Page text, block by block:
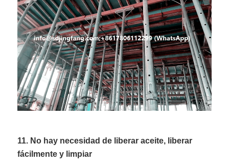
11. No hay necesidad de liberar aceite, liberar
fácilmente y limpiar